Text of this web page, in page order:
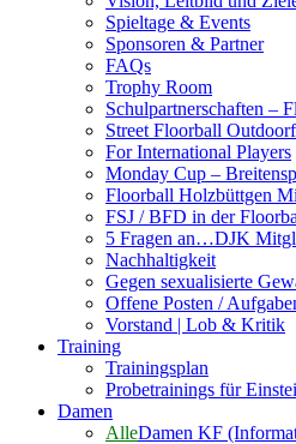
Spieltage & Events
Sponsoren & Partner
FAQs
Trophy Room
Schulpartnerschaften –
Street Floorball
For International Players
Monday Cup –
Floorball Holzbüttgen
FSJ / BFD in der
5 Fragen an…DJK
Nachhaltigkeit
Gegen sexualisierte
Offene Posten /
Vorstand | Lob & Kritik
Training
Trainingsplan
Probetrainings für
Damen
AlleDamen KF